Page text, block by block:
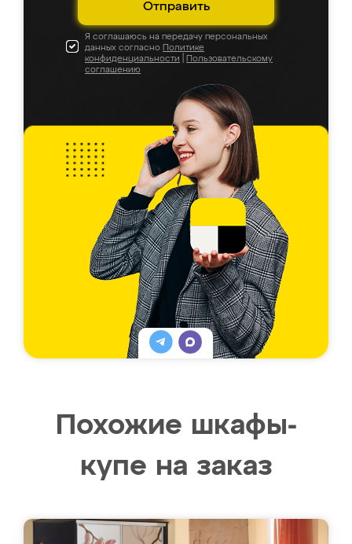
Отправить
Я соглашаюсь на передачу персональных
данных согласно Политике
конфиденциальности
Пользовательскому
соглашению
Похожие шкафы-
купе на заказ